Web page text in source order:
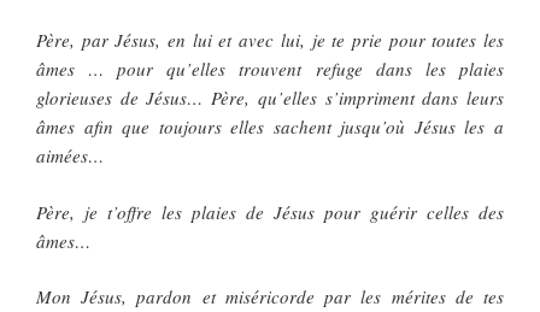
Père, par Jésus, en lui et avec lui, je te prie pour toutes les
âmes … pour qu’elles trouvent refuge dans les plaies
glorieuses de Jésus… Père, qu’elles s’impriment dans leurs
âmes afin que toujours elles sachent jusqu’où Jésus les a
aimées…
Père, je t’offre les plaies de Jésus pour guérir celles des
âmes…
Mon Jésus, pardon et miséricorde par les mérites de tes